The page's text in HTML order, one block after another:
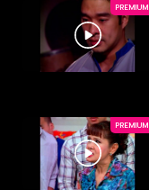
PREMIUM
PREMIUM